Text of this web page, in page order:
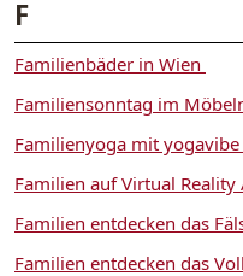
F
Familienbäder in Wien
Familiensonntag im
Familienyoga mit yogavibe
Familien auf Virtual
Familien entdecken das
Familien entdecken das